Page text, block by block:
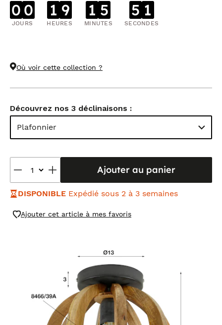
0 0
JOURS
1 9
HEURES
1 5
MINUTES
5 0
SECONDES
Où voir cette collection ?
Découvrez nos 3 déclinaisons :
Plafonnier
Ajouter au panier
DISPONIBLE Expédié sous 2 à 3 semaines
Ajouter cet article à mes favoris